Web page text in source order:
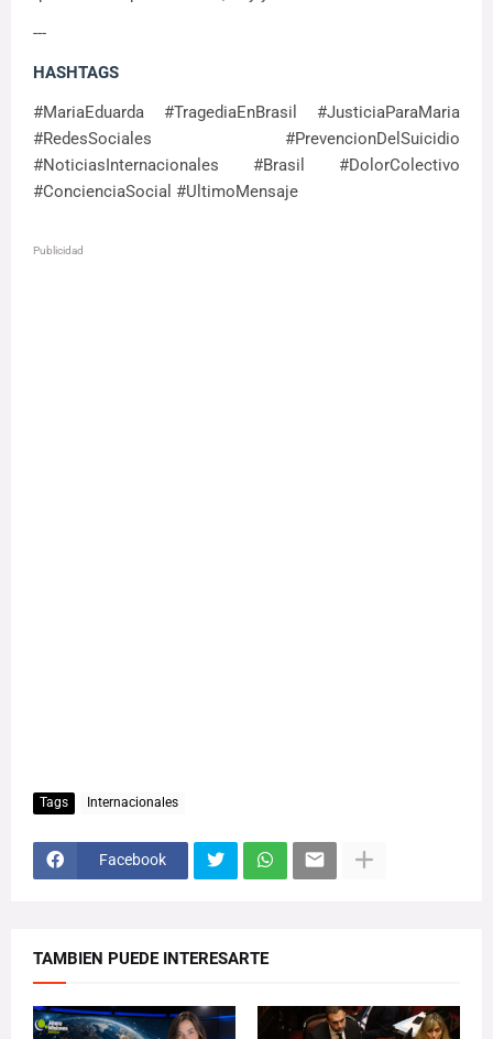
---
HASHTAGS
#MariaEduarda #TragediaEnBrasil #JusticiaParaMaria
#RedesSociales #PrevencionDelSuicidio
#NoticiasInternacionales #Brasil #DolorColectivo
#ConcienciaSocial #UltimoMensaje
Publicidad
Tags Internacionales
Facebook
TAMBIEN PUEDE INTERESARTE